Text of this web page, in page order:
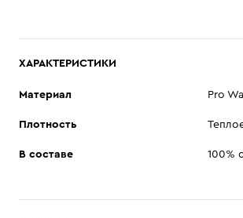
ХАРАКТЕРИСТИКИ
Материал Pro
Плотность
В составе 100%